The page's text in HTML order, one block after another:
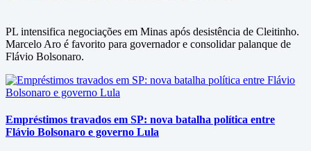
PL intensifica negociações em Minas após desistência de Cleitinho.
Marcelo Aro é favorito para governador e consolidar palanque de
Flávio Bolsonaro.
Empréstimos travados em SP: nova batalha política entre
Flávio Bolsonaro e governo Lula